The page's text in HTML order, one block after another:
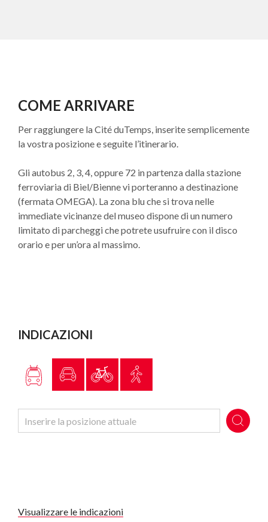
COME ARRIVARE
Per raggiungere la Cité duTemps, inserite semplicemente
la vostra posizione e seguite l’itinerario.
Gli autobus 2, 3, 4, oppure 72 in partenza dalla stazione
ferroviaria di Biel/Bienne vi porteranno a destinazione
(fermata OMEGA). La zona blu che si trova nelle
immediate vicinanze del museo dispone di un numero
limitato di parcheggi che potrete usufruire con il disco
orario e per un’ora al massimo.
INDICAZIONI
Visualizzare le indicazioni